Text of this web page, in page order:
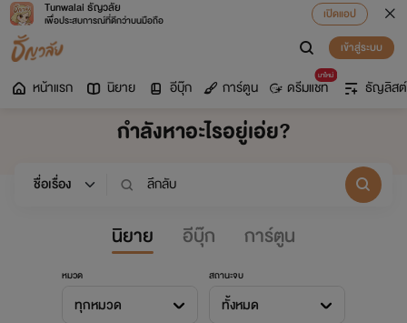
Tunwalai ธัญวลัย
เพื่อประสบการณ์ที่ดีกว่าบนมือถือ
เปิดแอป
เข้าสู่ระบบ
หน้าแรก นิยาย อีบุ๊ก การ์ตูน
มาใหม่
ดรีมแชท ธัญลิสต์
กำลังหาอะไรอยู่เอ่ย?
นิยาย อีบุ๊ก การ์ตูน
หมวด
ทุกหมวด
สถานะจบ
ทั้งหมด